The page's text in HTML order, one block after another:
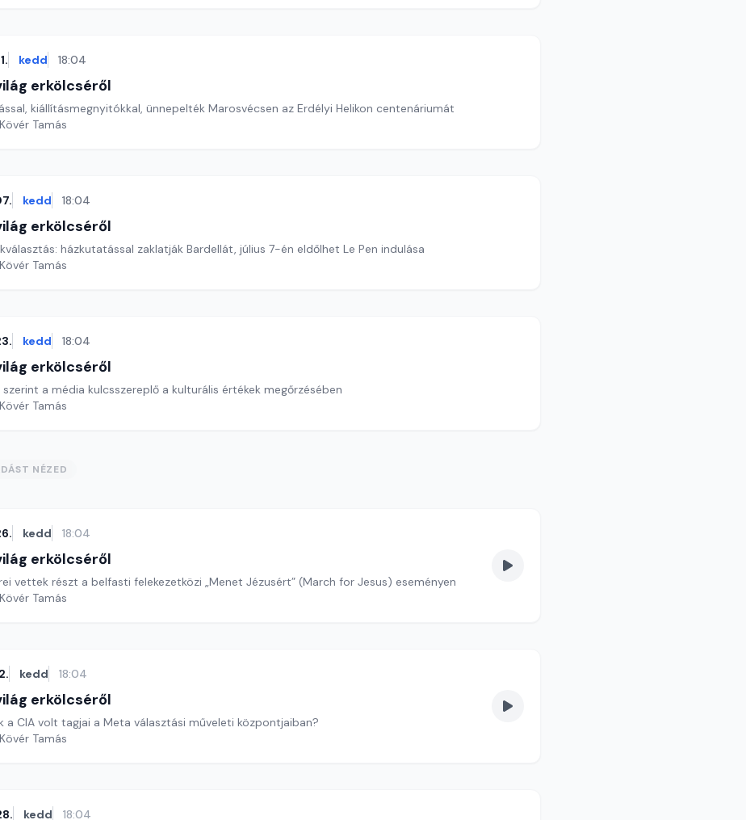
kedd 18:04
erkölcséről
kiállításmegnyitókkal, ünnepelték Marosvécsen az Erdélyi Helikon centenáriumát
Tamás
kedd 18:04
erkölcséről
házkutatással zaklatják Bardellát, július 7-én eldőlhet Le Pen indulása
Tamás
kedd 18:04
erkölcséről
a média kulcsszereplő a kulturális értékek megőrzésében
Tamás
NÉZED
kedd 18:04
erkölcséről
vettek részt a belfasti felekezetközi „Menet Jézusért” (March for Jesus) eseményen
Tamás
kedd 18:04
erkölcséről
a CIA volt tagjai a Meta választási műveleti központjaiban?
Tamás
kedd 18:04